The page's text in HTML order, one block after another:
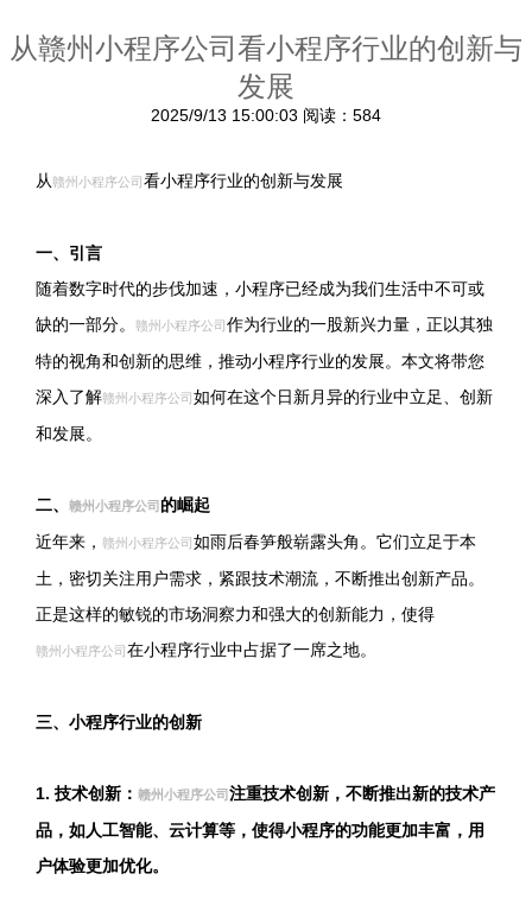
从赣州小程序公司看小程序行业的创新与
发展
2025/9/13 15:00:03 阅读：584
从赣州小程序公司 看小程序行业的创新与发展
一、引言
随着数字时代的步伐加速，小程序已经成为我们生活中不可或
缺的一部分。
赣州小程序公司 作为行业的一股新兴力量，正以其独
特的视角和创新的思维，推动小程序行业的发展。本文将带您
深入了解赣州小程序公司 如何在这个日新月异的行业中立足、创新
和发展。
二、 赣州小程序公司 的崛起
近年来， 赣州小程序公司 如雨后春笋般崭露头角。它们立足于本
土，密切关注用户需求，紧跟技术潮流，不断推出创新产品。
正是这样的敏锐的市场洞察力和强大的创新能力，使得
赣州小程序公司 在小程序行业中占据了一席之地。
三、小程序行业的创新
1. 技术创新： 赣州小程序公司 注重技术创新，不断推出新的技术产
品，如人工智能、云计算等，使得小程序的功能更加丰富，用
户体验更加优化。